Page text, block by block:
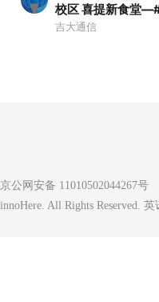
校区 喜提新食堂
吉大通信
京公网安备 11010502044267号
innoHere. All Rights Reserved.